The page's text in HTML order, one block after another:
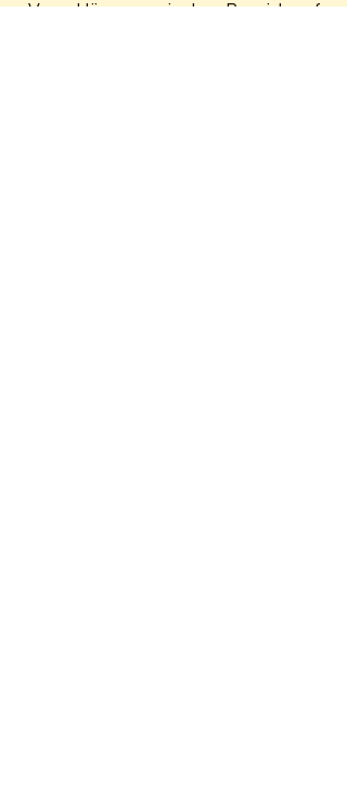
Vorschläge, was in dem Bereich auf